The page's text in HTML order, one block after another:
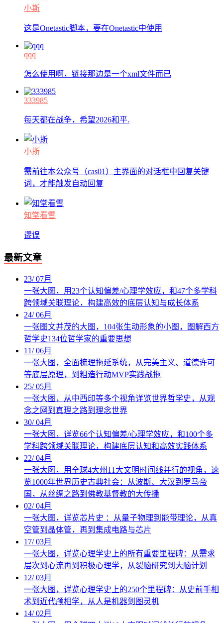
小斯
这是Onetastic脚本，要在Onetastic中使用
qqq
怎么使用啊，链接那边是一个xml文件而已
333985
每天都在战争，希望2026和平.
小斯
需前往本公众号（cas01）主界面的对话框中回复关键
词，才能触发自动回复
知堂看雪
谬误
最新文章
23/07月
一张大图，用23个认知偏差/心理学效应，和47个多学科
跨领域关联理论，构建高效的底层认知与成长体系
24/06月
一张图文并茂的大图，104张生动形象的小图，图解西方
哲学史134位哲学家的重要思想
11/06月
一张大图，全面梳理拖延系统，从完美主义、道德许可
等底层原理，到粗造行动MVP实践战拖
25/05月
一张大图，从中西印等多个视角详览世界哲学史，从观
念之网到真理之路到理念世界
30/04月
一张大图，详览66个认知偏差/心理学效应，和100个多
学科跨领域关联理论，构建底层认知和高效实践体系
22/04月
一张大图，用全球4大州11大文明时间线并行的视角，速
览1000年世界历史古典社会：从波斯、大汉到罗马帝
国，从丝绸之路到佛教基督教的大传播
02/04月
一张大图，详览芯片史 ：从量子物理到能带理论，从真
空管到晶体管，再到集成电路与芯片
17/03月
一张大图，详览心理学史上的所有重要里程碑：从需求
层次到心流再到积极心理学，从裂脑研究到大脑计划
12/03月
一张大图，详览心理学史上的250个里程碑：从史前手相
术到近代颅相学，从人是机器到图灵机
14/02月